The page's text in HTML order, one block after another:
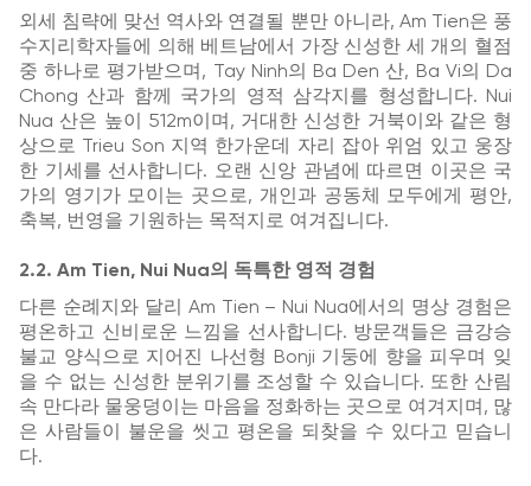
외세 침략에 맞선 역사와 연결될 뿐만 아니라, Am Tien은 풍
수지리학자들에 의해 베트남에서 가장 신성한 세 개의 혈점
중 하나로 평가받으며, Tay Ninh의 Ba Den 산, Ba Vi의 Da
Chong 산과 함께 국가의 영적 삼각지를 형성합니다. Nui
Nua 산은 높이 512m이며, 거대한 신성한 거북이와 같은 형
상으로 Trieu Son 지역 한가운데 자리 잡아 위엄 있고 웅장
한 기세를 선사합니다. 오랜 신앙 관념에 따르면 이곳은 국
가의 영기가 모이는 곳으로, 개인과 공동체 모두에게 평안,
축복, 번영을 기원하는 목적지로 여겨집니다.
2.2. Am Tien, Nui Nua의 독특한 영적 경험
다른 순례지와 달리 Am Tien – Nui Nua에서의 명상 경험은
평온하고 신비로운 느낌을 선사합니다. 방문객들은 금강승
불교 양식으로 지어진 나선형 Bonji 기둥에 향을 피우며 잊
을 수 없는 신성한 분위기를 조성할 수 있습니다. 또한 산림
속 만다라 물웅덩이는 마음을 정화하는 곳으로 여겨지며, 많
은 사람들이 불운을 씻고 평온을 되찾을 수 있다고 믿습니
다.